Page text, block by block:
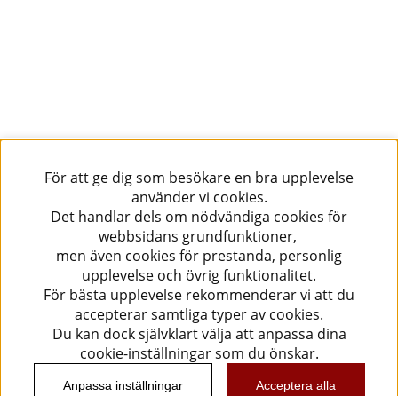
För att ge dig som besökare en bra upplevelse
använder vi cookies.
Det handlar dels om nödvändiga cookies för
webbsidans grundfunktioner,
men även cookies för prestanda, personlig
upplevelse och övrig funktionalitet.
För bästa upplevelse rekommenderar vi att du
accepterar samtliga typer av cookies.
Du kan dock självklart välja att anpassa dina
cookie-inställningar som du önskar.
Anpassa inställningar Acceptera alla